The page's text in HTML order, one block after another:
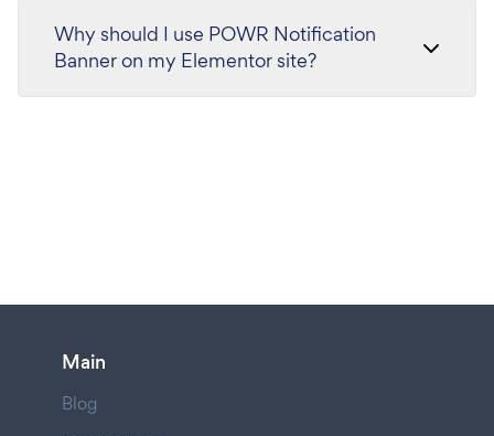
Why should I use POWR Notification
Banner on my Elementor site?
Main
Blog